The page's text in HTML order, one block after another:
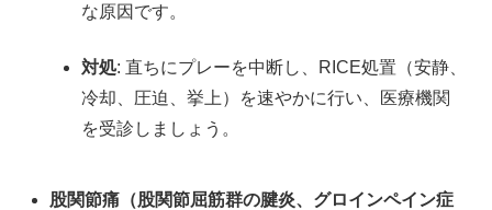
な原因です。
対処: 直ちにプレーを中断し、RICE処置（安静、
冷却、圧迫、挙上）を速やかに行い、医療機関
を受診しましょう。
股関節痛（股関節屈筋群の腱炎、グロインペイン症